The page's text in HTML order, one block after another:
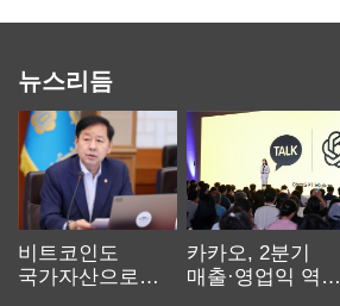
뉴스리듬
비트코인도
국가자산으로…'
카카오, 2분기
매출·영업익 역대